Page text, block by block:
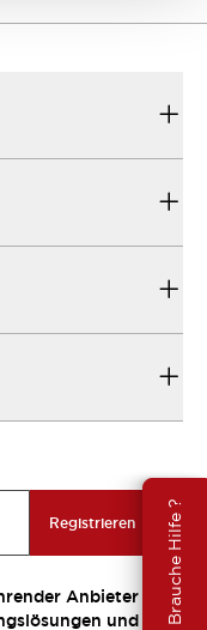
Brauche Hilfe ?
Registrieren
Anbieter
und